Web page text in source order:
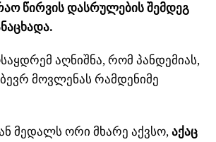
წირვის დასრულების შემდეგ
აღნიშნა, რომ პანდემიას,
მოვლენას რამდენიმე
მედალს ორი მხარე აქვსო, აქაც